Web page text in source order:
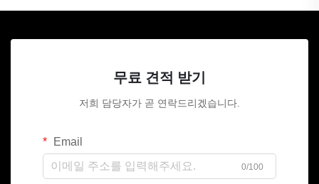
무료 견적 받기
저희 담당자가 곧 연락드리겠습니다.
Email
0/100